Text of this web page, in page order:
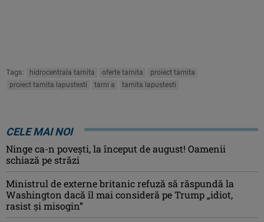
Tags: hidrocentrala tarnita oferte tarnita
proiect tarnita
proiect tarnita lapustesti
tarni a tarnita lapustesti
CELE MAI NOI
Ninge ca-n povești, la început de august! Oamenii
schiază pe străzi
Ministrul de externe britanic refuză să răspundă la
Washington dacă îl mai consideră pe Trump „idiot,
rasist şi misogin”